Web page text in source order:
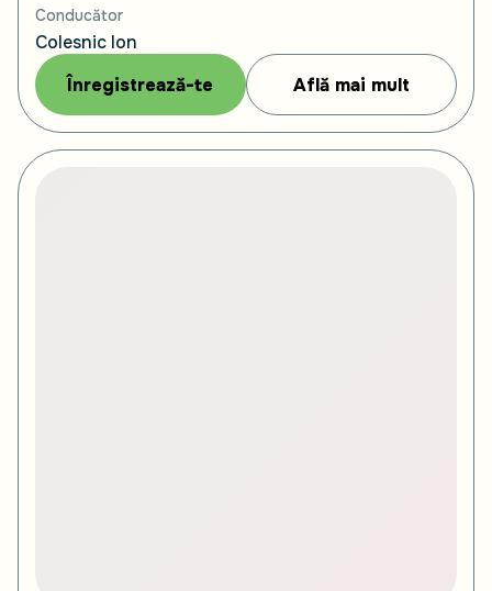
Conducător
Colesnic Ion
Înregistrează-te
Află mai mult